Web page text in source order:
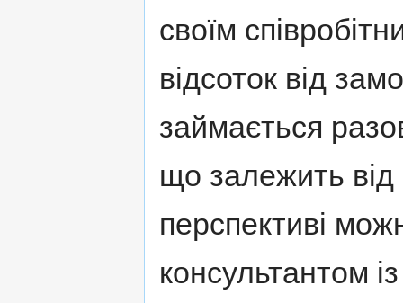
своїм
відсоток від
займається
що залежить від
перспективі
консультантом